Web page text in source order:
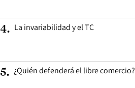
4. La invariabilidad y el TC
5. ¿Quién defenderá el libre comercio?